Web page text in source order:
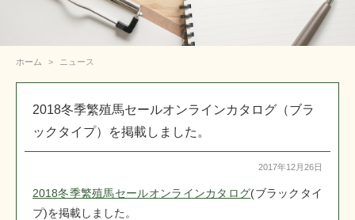
ホーム ニュース
2018冬季繁殖馬セールオンラインカタログ（ブラ
ックタイプ）を掲載しました。
2017年12月26日
2018冬季繁殖馬セールオンラインカタログ(ブラックタイ
プ)を掲載しました。